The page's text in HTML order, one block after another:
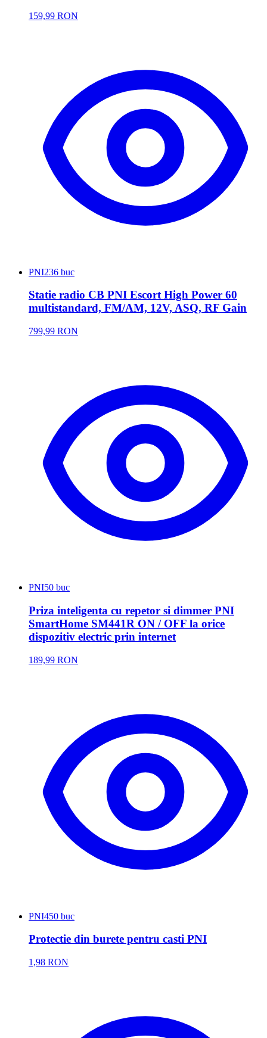
159,99 RON
PNI236 buc
Statie radio CB PNI Escort High Power 60
multistandard, FM/AM, 12V, ASQ, RF Gain
799,99 RON
PNI50 buc
Priza inteligenta cu repetor si dimmer PNI
SmartHome SM441R ON / OFF la orice
dispozitiv electric prin internet
189,99 RON
PNI450 buc
Protectie din burete pentru casti PNI
1,98 RON